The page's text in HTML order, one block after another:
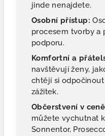
jinde nenajdete.
Osobní přístup:
procesem tvorby a
podporu.
Komfortní a
navštěvují ženy,
chtějí si
zážitek.
Občerstvení v
můžete vychutnat
Sonnentor,